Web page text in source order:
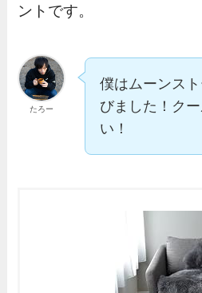
ントです。
たろー
僕はムーンス
びました！ク
い！